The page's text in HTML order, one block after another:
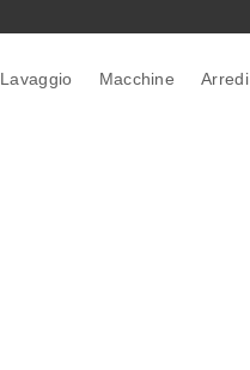
Lavaggio Macchine Arredi